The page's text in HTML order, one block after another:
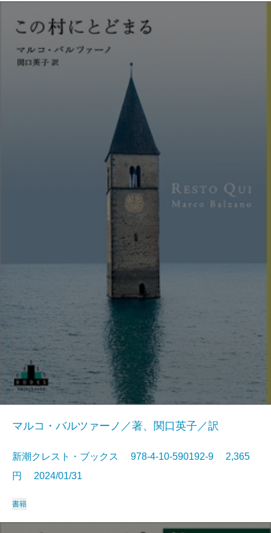
マルコ・バルツァーノ／著、関口英子／訳
新潮クレスト・ブックス 978-4-10-590192-9 2,365
円 2024/01/31
書籍